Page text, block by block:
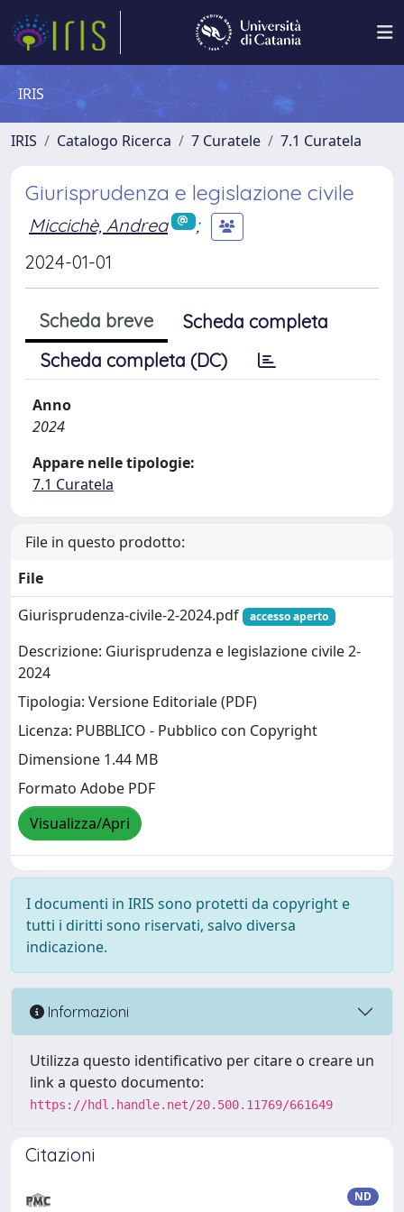
IRIS
IRIS Catalogo Ricerca 7 Curatele 7.1 Curatela
Giurisprudenza e legislazione civile
Miccichè, Andrea
;
2024-01-01
Scheda breve
Scheda completa
Scheda completa (DC)
Anno
2024
Appare nelle tipologie:
7.1 Curatela
File in questo prodotto:
File
Giurisprudenza-civile-2-2024.pdf
accesso aperto
Descrizione: Giurisprudenza e legislazione civile 2-
2024
Tipologia: Versione Editoriale (PDF)
Licenza: PUBBLICO - Pubblico con Copyright
Dimensione 1.44 MB
Formato Adobe PDF
Visualizza/Apri
I documenti in IRIS sono protetti da copyright e
tutti i diritti sono riservati, salvo diversa
indicazione.
Informazioni
Utilizza questo identificativo per citare o creare un
link a questo documento:
https://hdl.handle.net/20.500.11769/661649
Citazioni
ND